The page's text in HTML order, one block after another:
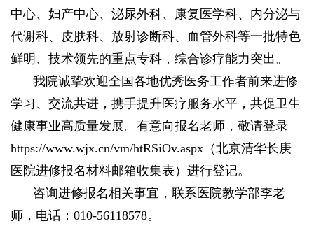
中心、妇产中心、泌尿外科、康复医学科、内分泌与
代谢科、皮肤科、放射诊断科、血管外科等一批特色
鲜明、技术领先的重点专科，综合诊疗能力突出。
我院诚挚欢迎全国各地优秀医务工作者前来进修
学习、交流共进，携手提升医疗服务水平，共促卫生
健康事业高质量发展。有意向报名老师，敬请登录
https://www.wjx.cn/vm/htRSiOv.aspx（北京清华长庚
医院进修报名材料邮箱收集表）进行登记。
咨询进修报名相关事宜， 联系医院教学部李老
师，电话：010-56118578。